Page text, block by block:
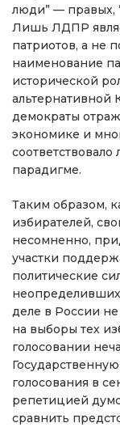
люди” — правых,
Лишь ЛДПР
патриотов, а не
наименование
исторической
альтернативной
демократы
экономике и
парадигме.
Таким образом,
избирателей,
несомненно,
участки
политические
деле в России
на выборы тех
голосовании
голосования в
репетицией
сравнить